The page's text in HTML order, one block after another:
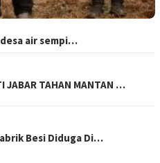
air sempi…
JABAR TAHAN MANTAN …
Besi Diduga Di…